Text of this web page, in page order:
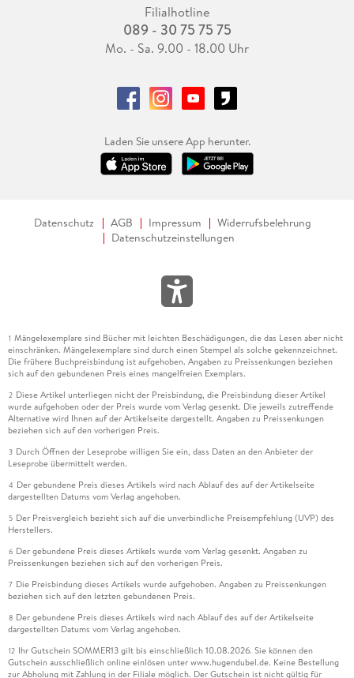
Filialhotline
089 - 30 75 75 75
Mo. - Sa. 9.00 - 18.00 Uhr
Laden Sie unsere App herunter.
Datenschutz AGB Impressum
Widerrufsbelehrung
Datenschutzeinstellungen
1 Mängelexemplare sind Bücher mit leichten Beschädigungen, die das Lesen aber nicht
einschränken. Mängelexemplare sind durch einen Stempel als solche gekennzeichnet.
Die frühere Buchpreisbindung ist aufgehoben. Angaben zu Preissenkungen beziehen
sich auf den gebundenen Preis eines mangelfreien Exemplars.
2 Diese Artikel unterliegen nicht der Preisbindung, die Preisbindung dieser Artikel
wurde aufgehoben oder der Preis wurde vom Verlag gesenkt. Die jeweils zutreffende
Alternative wird Ihnen auf der Artikelseite dargestellt. Angaben zu Preissenkungen
beziehen sich auf den vorherigen Preis.
3 Durch Öffnen der Leseprobe willigen Sie ein, dass Daten an den Anbieter der
Leseprobe übermittelt werden.
4 Der gebundene Preis dieses Artikels wird nach Ablauf des auf der Artikelseite
dargestellten Datums vom Verlag angehoben.
5 Der Preisvergleich bezieht sich auf die unverbindliche Preisempfehlung (UVP) des
Herstellers.
6 Der gebundene Preis dieses Artikels wurde vom Verlag gesenkt. Angaben zu
Preissenkungen beziehen sich auf den vorherigen Preis.
7 Die Preisbindung dieses Artikels wurde aufgehoben. Angaben zu Preissenkungen
beziehen sich auf den letzten gebundenen Preis.
8 Der gebundene Preis dieses Artikels wird nach Ablauf des auf der Artikelseite
dargestellten Datums vom Verlag angehoben.
12 Ihr Gutschein SOMMER13 gilt bis einschließlich 10.08.2026. Sie können den
Gutschein ausschließlich online einlösen unter www.hugendubel.de. Keine Bestellung
zur Abholung mit Zahlung in der Filiale möglich. Der Gutschein ist nicht gültig für